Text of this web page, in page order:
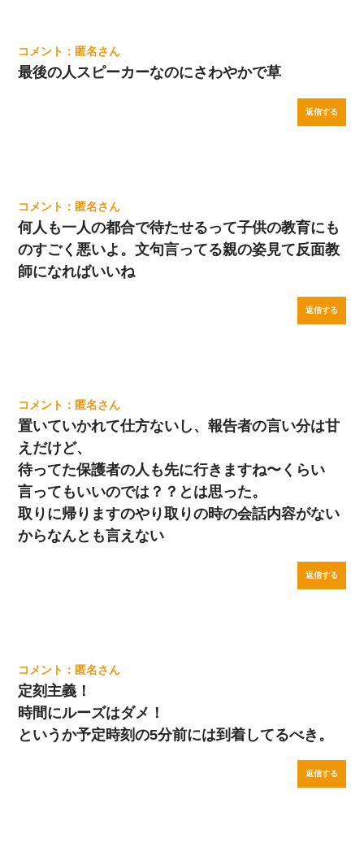
匿名
最後の人スピーカーなのにさわやかで草
返信する
匿名
何人も一人の都合で待たせるって子供の教育にも
のすごく悪いよ。文句言ってる親の姿見て反面教
師になればいいね
返信する
匿名
置いていかれて仕方ないし、報告者の言い分は甘
えだけど、
待ってた保護者の人も先に行きますね〜くらい
言ってもいいのでは？？とは思った。
取りに帰りますのやり取りの時の会話内容がない
からなんとも言えない
返信する
匿名
定刻主義！
時間にルーズはダメ！
というか予定時刻の5分前には到着してるべき。
返信する